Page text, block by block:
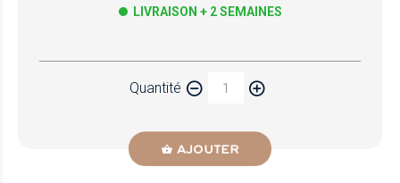
LIVRAISON + 2 SEMAINES
Quantité
AJOUTER